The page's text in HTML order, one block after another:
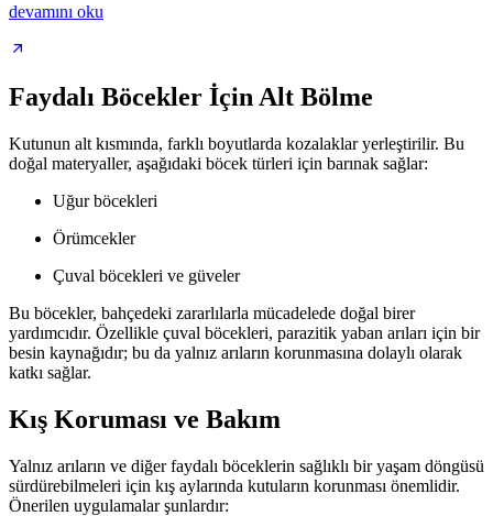
devamını oku
Faydalı Böcekler İçin Alt Bölme
Kutunun alt kısmında, farklı boyutlarda kozalaklar yerleştirilir. Bu
doğal materyaller, aşağıdaki böcek türleri için barınak sağlar:
Uğur böcekleri
Örümcekler
Çuval böcekleri ve güveler
Bu böcekler, bahçedeki zararlılarla mücadelede doğal birer
yardımcıdır. Özellikle çuval böcekleri, parazitik yaban arıları için bir
besin kaynağıdır; bu da yalnız arıların korunmasına dolaylı olarak
katkı sağlar.
Kış Koruması ve Bakım
Yalnız arıların ve diğer faydalı böceklerin sağlıklı bir yaşam döngüsü
sürdürebilmeleri için kış aylarında kutuların korunması önemlidir.
Önerilen uygulamalar şunlardır: